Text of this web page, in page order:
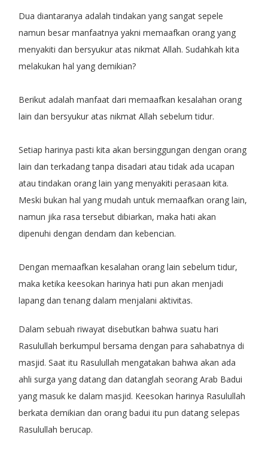
Dua diantaranya adalah tindakan yang sangat sepele
namun besar manfaatnya yakni memaafkan orang yang
menyakiti dan bersyukur atas nikmat Allah. Sudahkah kita
melakukan hal yang demikian?
Berikut adalah manfaat dari memaafkan kesalahan orang
lain dan bersyukur atas nikmat Allah sebelum tidur.
Setiap harinya pasti kita akan bersinggungan dengan orang
lain dan terkadang tanpa disadari atau tidak ada ucapan
atau tindakan orang lain yang menyakiti perasaan kita.
Meski bukan hal yang mudah untuk memaafkan orang lain,
namun jika rasa tersebut dibiarkan, maka hati akan
dipenuhi dengan dendam dan kebencian.
Dengan memaafkan kesalahan orang lain sebelum tidur,
maka ketika keesokan harinya hati pun akan menjadi
lapang dan tenang dalam menjalani aktivitas.
Dalam sebuah riwayat disebutkan bahwa suatu hari
Rasulullah berkumpul bersama dengan para sahabatnya di
masjid. Saat itu Rasulullah mengatakan bahwa akan ada
ahli surga yang datang dan datanglah seorang Arab Badui
yang masuk ke dalam masjid. Keesokan harinya Rasulullah
berkata demikian dan orang badui itu pun datang selepas
Rasulullah berucap.